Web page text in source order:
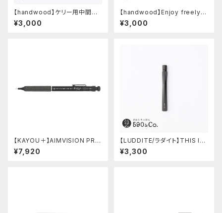
【handwood】ケリー用中間パ
ーツ/カスタムグリップ (多条/ス
テンレス)
¥3,000
【handwood】Enjoy freely
前軸 (ステンレス)
¥3,000
【KAYOU＋】AIMVISION PR
O/エイムビジョンプロ (メテオブ
ラック)
¥7,920
【LUDDITE/ラダイト】THIS IN
DUSTRIAL 芯ケース2 (Facto
ry Model BK)
¥3,300